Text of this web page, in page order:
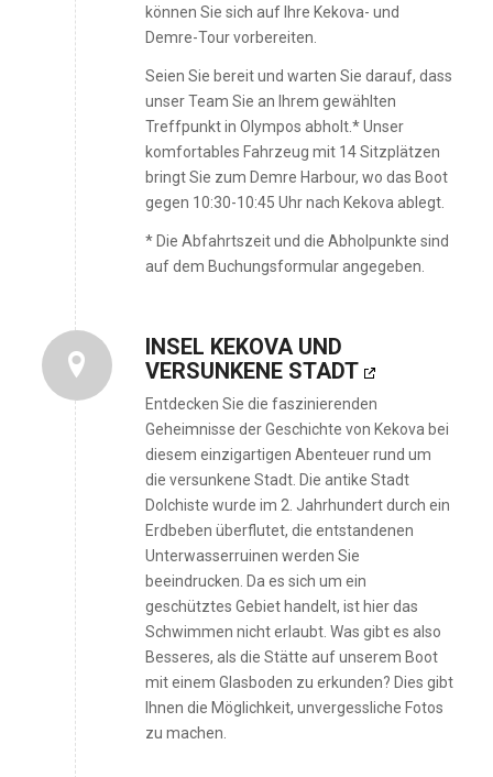
können Sie sich auf Ihre Kekova- und
Demre-Tour vorbereiten.
Seien Sie bereit und warten Sie darauf, dass
unser Team Sie an Ihrem gewählten
Treffpunkt in Olympos abholt.* Unser
komfortables Fahrzeug mit 14 Sitzplätzen
bringt Sie zum Demre Harbour, wo das Boot
gegen 10:30-10:45 Uhr nach Kekova ablegt.
* Die Abfahrtszeit und die Abholpunkte sind
auf dem Buchungsformular angegeben.
INSEL KEKOVA UND
VERSUNKENE STADT
Entdecken Sie die faszinierenden
Geheimnisse der Geschichte von Kekova bei
diesem einzigartigen Abenteuer rund um
die versunkene Stadt. Die antike Stadt
Dolchiste wurde im 2. Jahrhundert durch ein
Erdbeben überflutet, die entstandenen
Unterwasserruinen werden Sie
beeindrucken. Da es sich um ein
geschütztes Gebiet handelt, ist hier das
Schwimmen nicht erlaubt. Was gibt es also
Besseres, als die Stätte auf unserem Boot
mit einem Glasboden zu erkunden? Dies gibt
Ihnen die Möglichkeit, unvergessliche Fotos
zu machen.